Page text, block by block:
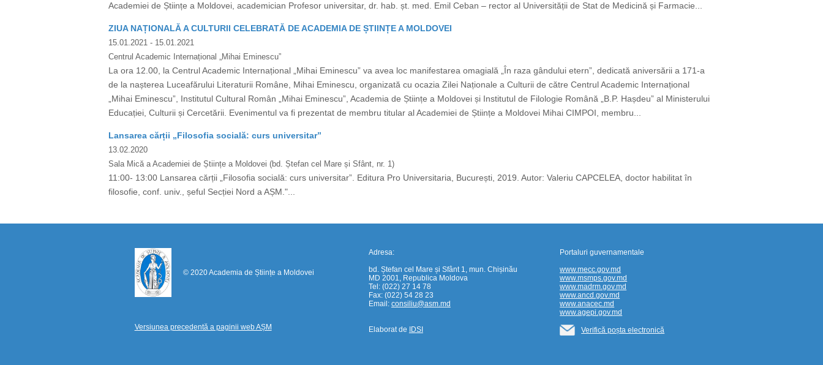
Academiei de Științe a Moldovei, academician Profesor universitar, dr. hab. șt. med. Emil Ceban – rector al Universității de Stat de Medicină și Farmacie...
ZIUA NAȚIONALĂ A CULTURII CELEBRATĂ DE ACADEMIA DE ȘTIINȚE A MOLDOVEI
15.01.2021 - 15.01.2021
Centrul Academic Internațional „Mihai Eminescu”
La ora 12.00, la Centrul Academic Internațional „Mihai Eminescu” va avea loc manifestarea omagială „În raza gândului etern”, dedicată aniversării a 171-a
de la nașterea Luceafărului Literaturii Române, Mihai Eminescu, organizată cu ocazia Zilei Naționale a Culturii de către Centrul Academic Internațional
„Mihai Eminescu”, Institutul Cultural Român „Mihai Eminescu”, Academia de Științe a Moldovei și Institutul de Filologie Română „B.P. Hașdeu” al Ministerului
Educației, Culturii și Cercetării. Evenimentul va fi prezentat de membru titular al Academiei de Științe a Moldovei Mihai CIMPOI, membru...
Lansarea cărții „Filosofia socială: curs universitar”
13.02.2020
Sala Mică a Academiei de Științe a Moldovei (bd. Ștefan cel Mare și Sfânt, nr. 1)
11:00- 13:00 Lansarea cărții „Filosofia socială: curs universitar”. Editura Pro Universitaria, București, 2019. Autor: Valeriu CAPCELEA, doctor habilitat în
filosofie, conf. univ., șeful Secției Nord a AȘM."...
© 2020 Academia de Științe a Moldovei
Versiunea precedentă a paginii web AȘM
Adresa:
bd. Ștefan cel Mare și Sfânt 1, mun. Chișinău
MD 2001, Republica Moldova
Tel: (022) 27 14 78
Fax: (022) 54 28 23
Email: consiliu@asm.md
Elaborat de IDSI
Portaluri guvernamentale
www.mecc.gov.md
www.msmps.gov.md
www.madrm.gov.md
www.ancd.gov.md
www.anacec.md
www.agepi.gov.md
Verifică poșta electronică